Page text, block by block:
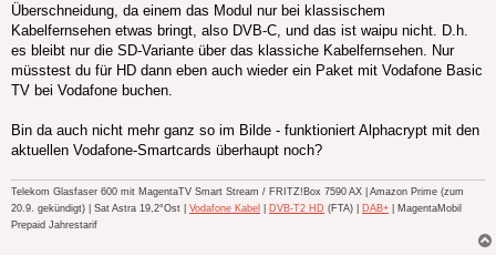
Überschneidung, da einem das Modul nur bei klassischem
Kabelfernsehen etwas bringt, also DVB-C, und das ist waipu nicht. D.h.
es bleibt nur die SD-Variante über das klassiche Kabelfernsehen. Nur
müsstest du für HD dann eben auch wieder ein Paket mit Vodafone Basic
TV bei Vodafone buchen.
Bin da auch nicht mehr ganz so im Bilde - funktioniert Alphacrypt mit den
aktuellen Vodafone-Smartcards überhaupt noch?
Telekom Glasfaser 600 mit MagentaTV Smart Stream / FRITZ!Box 7590 AX | Amazon Prime (zum
20.9. gekündigt) | Sat Astra 19,2°Ost | Vodafone Kabel DVB-T2 HD (FTA) | DAB+ | MagentaMobil
Prepaid Jahrestarif